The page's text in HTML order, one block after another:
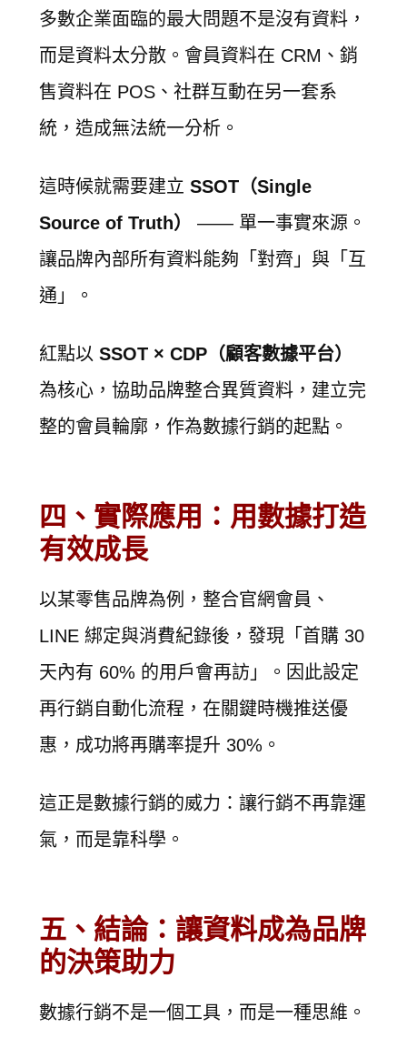
多數企業面臨的最大問題不是沒有資料，
而是資料太分散。會員資料在 CRM、銷
售資料在 POS、社群互動在另一套系
統，造成無法統一分析。
這時候就需要建立 SSOT（Single
Source of Truth）
—— 單一事實來源。
讓品牌內部所有資料能夠「對齊」與「互
通」。
紅點以 SSOT × CDP（顧客數據平台）
為核心，協助品牌整合異質資料，建立完
整的會員輪廓，作為數據行銷的起點。
四、實際應用：用數據打造
有效成長
以某零售品牌為例，整合官網會員、
LINE 綁定與消費紀錄後，發現「首購 30
天內有 60% 的用戶會再訪」。因此設定
再行銷自動化流程，在關鍵時機推送優
惠，成功將再購率提升 30%。
這正是數據行銷的威力：讓行銷不再靠運
氣，而是靠科學。
五、結論：讓資料成為品牌
的決策助力
數據行銷不是一個工具，而是一種思維。